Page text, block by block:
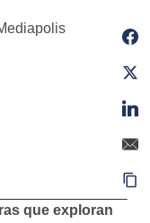
que exploran